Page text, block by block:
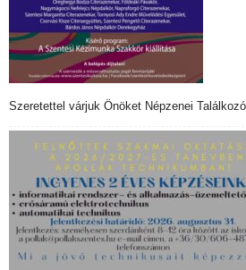
Szeretettel várjuk Önöket Népzenei